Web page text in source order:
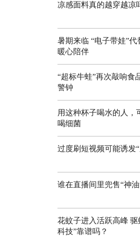
凉感面料真的越穿越凉
暑期来临 “电子带娃”代
暖心陪伴
“超标牛蛙”再次敲响食
警钟
用这种杯子喝水的人，
喝细菌
过度刷短视频可能诱发
谁在直播间里兜售“神油
花蚊子进入活跃高峰 驱
科技”靠谱吗？